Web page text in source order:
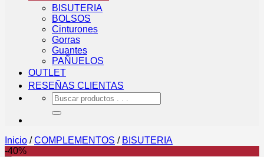
BISUTERIA
BOLSOS
Cinturones
Gorras
Guantes
PAÑUELOS
OUTLET
RESEÑAS CLIENTAS
Buscar
por:
Inicio / COMPLEMENTOS / BISUTERIA
-40%